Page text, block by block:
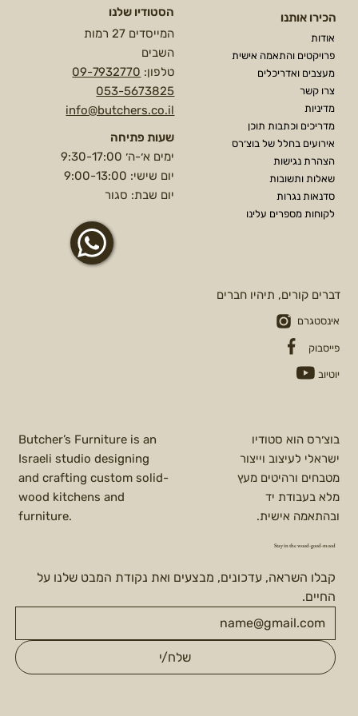
הכירו אותנו
אודות
פרויקטים והתאמה אישית
מעצבים ואדריכלים
צרו קשר
מדיניות
מדריכים וכתבות תוכן
אירועים בחלל של בוצ׳רס
הצהרת נגישות
שאלות ותשובות
סדנאות נגרות
לקוחות מספרים עלינו
הסטודיו שלנו
המייסדים 27 רמות
השבים
טלפון: 09-7932770
053-5673825
info@butchers.co.il
שעות פתיחה
ימים א׳-ה׳ 9:30-17:00
יום שישי: 9:00-13:00
יום שבת: סגור
דברים קורים, תיהיו חברים
אינסטגרם
פייסבוק
יוטיוב
Butcher’s Furniture is an
Israeli studio designing
and crafting custom solid-
wood kitchens and
furniture.
בוצ׳רס הוא סטודיו
ישראלי לעיצוב וייצור
מטבחים ורהיטים מעץ
מלא בעבודת יד
ובהתאמה אישית.
Stay in the wood-good-mood
החיים.
שלח/י